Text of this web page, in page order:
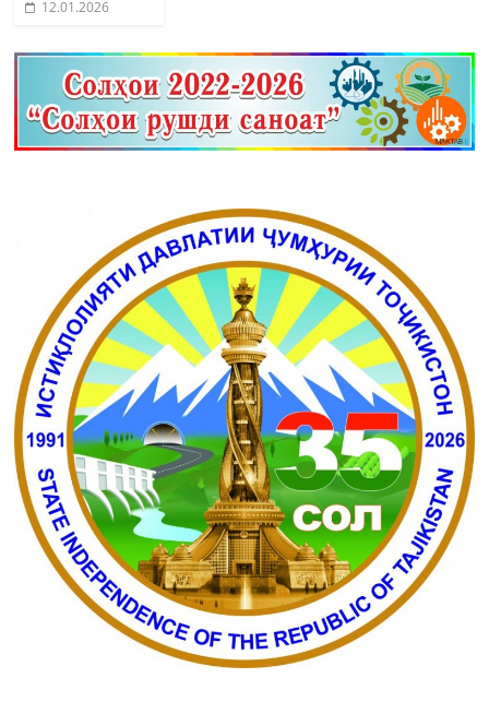
12.01.2026